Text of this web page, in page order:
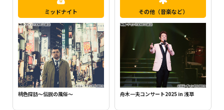
ミッドナイト
桃色探訪～伝説の風俗～
その他（音楽など）
舟木一夫コンサート2025 in 浅草